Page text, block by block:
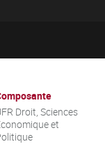
Droit, Sciences
et